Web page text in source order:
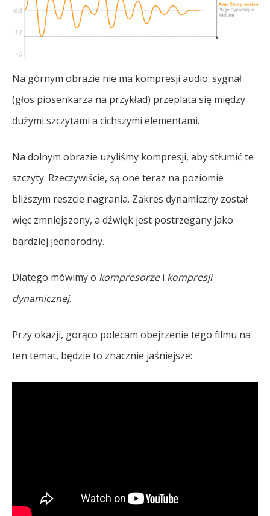
Na górnym obrazie nie ma kompresji audio: sygnał
(głos piosenkarza na przykład) przeplata się między
dużymi szczytami a cichszymi elementami.
Na dolnym obrazie użyliśmy kompresji, aby stłumić te
szczyty. Rzeczywiście, są one teraz na poziomie
bliższym reszcie nagrania. Zakres dynamiczny został
więc zmniejszony, a dźwięk jest postrzegany jako
bardziej jednorodny.
Dlatego mówimy o kompresorzei kompresji
dynamicznej.
Przy okazji, gorąco polecam obejrzenie tego filmu na
ten temat, będzie to znacznie jaśniejsze: